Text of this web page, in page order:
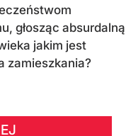
głosząc absurdalną
jakim jest
zamieszkania?